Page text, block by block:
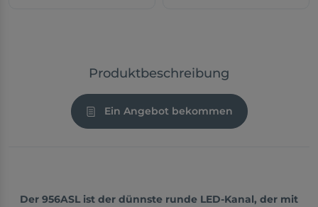
Produktbeschreibung
Ein Angebot bekommen
Der 956ASL ist der dünnste runde LED-Kanal, der mit